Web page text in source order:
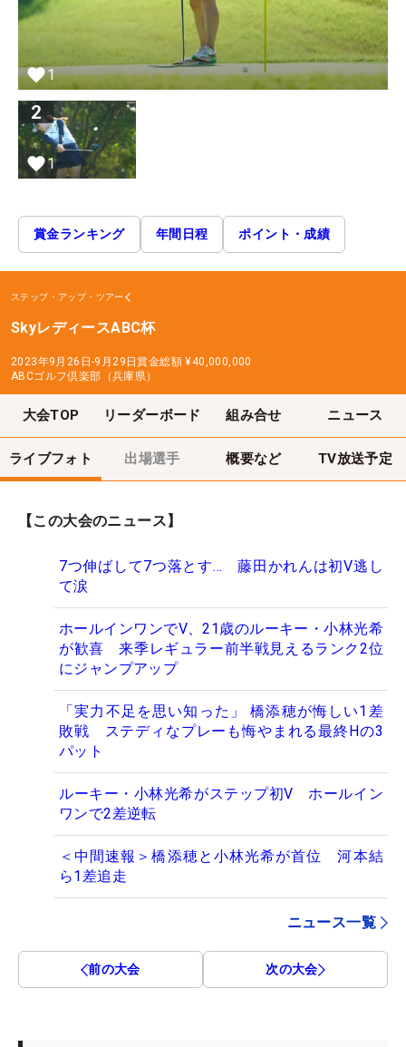
1
2
1
賞金ランキング 年間日程 ポイント・成績
ステップ・アップ・ツアー
SkyレディースABC杯
2023年9月26日-9月29日賞金総額 ¥40,000,000
ABCゴルフ倶楽部（兵庫県）
大会TOP リーダーボード 組み合せ ニュース
ライブフォト 出場選手 概要など TV放送予定
【この大会のニュース】
7つ伸ばして7つ落とす… 藤田かれんは初V逃し
て涙
ホールインワンでV、21歳のルーキー・小林光希
が歓喜 来季レギュラー前半戦見えるランク2位
にジャンプアップ
「実力不足を思い知った」 橋添穂が悔しい1差
敗戦 ステディなプレーも悔やまれる最終Hの3
パット
ルーキー・小林光希がステップ初V ホールイン
ワンで2差逆転
＜中間速報＞橋添穂と小林光希が首位 河本結
ら1差追走
ニュース一覧
前の大会 次の大会